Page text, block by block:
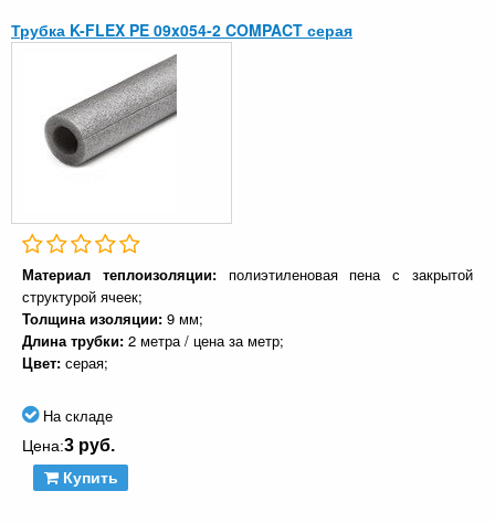
Трубка K-FLEX PE 09x054-2 COMPACT серая
Материал теплоизоляции: полиэтиленовая пена с закрытой
структурой ячеек;
Толщина изоляции: 9 мм;
Длина трубки: 2 метра / цена за метр;
Цвет: серая;
На складе
Цена:3 руб.
Купить